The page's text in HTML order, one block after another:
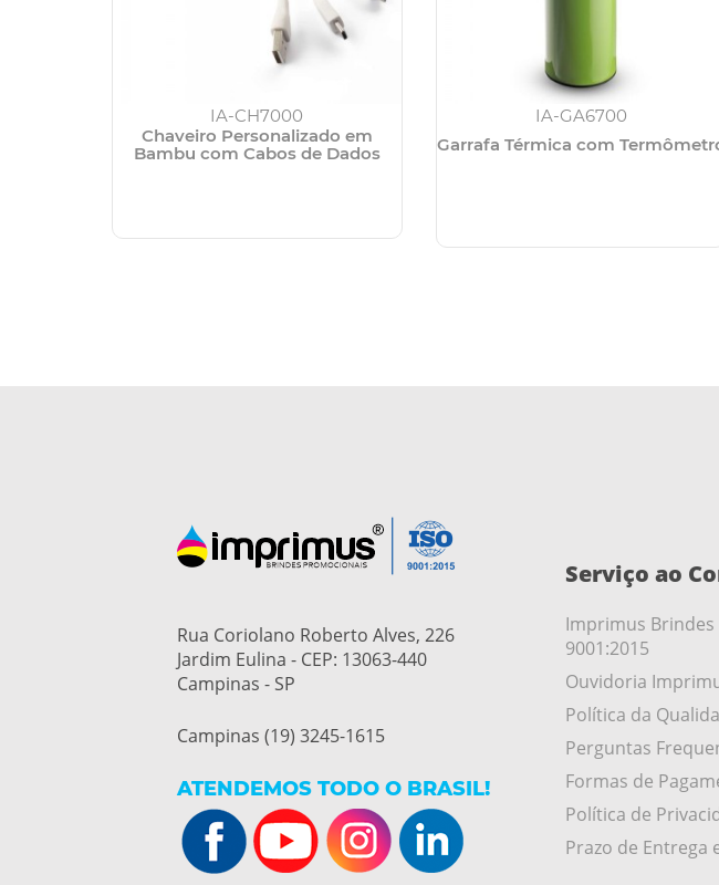
IA-CH7000
Chaveiro Personalizado em
Bambu com Cabos de Dados
IA-GA6700
Garrafa Térmica com
Rua Coriolano Roberto Alves, 226
Jardim Eulina - CEP: 13063-440
Campinas - SP
Campinas (19) 3245-1615
ATENDEMOS TODO O BRASIL!
Serviço ao
Imprimus Brindes
9001:2015
Ouvidoria
Política da
Perguntas
Formas de
Política de
Prazo de Entrega